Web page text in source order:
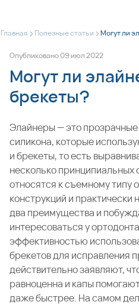
Главная > Полезные статьи >Могут ли
Опубликовано09июл2022
Могут ли
брекеты?
Элайнеры — это
силикона, которые
ибрекеты, то есть
несколько принципиальных
относятся к съемному типу
конструкций и практически
два преимущества и
интересоваться у
эффективностью
брекетов для исправления
действительно заявляют,
равноценна и капы
даже быстрее. На самом